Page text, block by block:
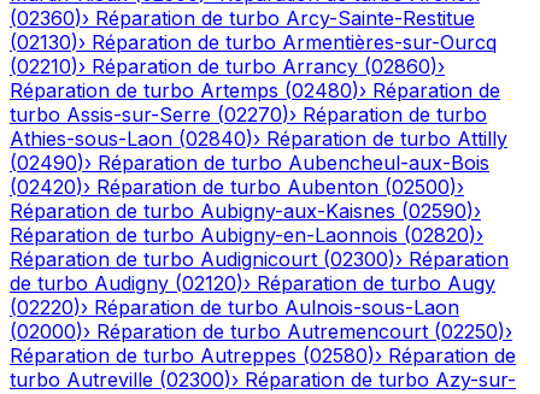
(02360)› Réparation de turbo Arcy-Sainte-Restitue
(02130)› Réparation de turbo Armentières-sur-Ourcq
(02210)› Réparation de turbo Arrancy (02860)›
Réparation de turbo Artemps (02480)› Réparation de
turbo Assis-sur-Serre (02270)› Réparation de turbo
Athies-sous-Laon (02840)› Réparation de turbo Attilly
(02490)› Réparation de turbo Aubencheul-aux-Bois
(02420)› Réparation de turbo Aubenton (02500)›
Réparation de turbo Aubigny-aux-Kaisnes (02590)›
Réparation de turbo Aubigny-en-Laonnois (02820)›
Réparation de turbo Audignicourt (02300)› Réparation
de turbo Audigny (02120)› Réparation de turbo Augy
(02220)› Réparation de turbo Aulnois-sous-Laon
(02000)› Réparation de turbo Autremencourt (02250)›
Réparation de turbo Autreppes (02580)› Réparation de
turbo Autreville (02300)› Réparation de turbo Azy-sur-